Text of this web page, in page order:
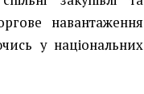
навантаження
у національних